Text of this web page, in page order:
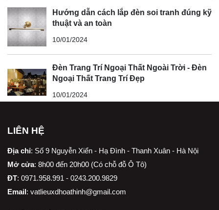
Hướng dẫn cách lắp đèn soi tranh đúng kỹ
thuật và an toàn
10/01/2024
Đèn Trang Trí Ngoại Thất Ngoài Trời - Đèn
Ngoại Thất Trang Trí Đẹp
10/01/2024
LIÊN HỆ
Địa chỉ: Số 9 Nguyễn Xiển - Hạ Đình - Thanh Xuân - Hà Nội
Mở cửa: 8h00 đến 20h00 (Có chỗ đỗ Ô Tô)
ĐT: 0971.958.991 - 0243.200.9829
Email: vatlieuxdhoathinh@gmail.com